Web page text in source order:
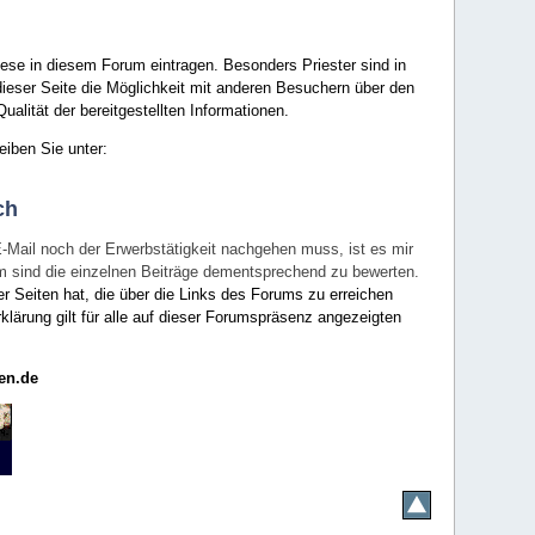
in diesem Forum eintragen. Besonders Priester sind in
Seite die Möglichkeit mit anderen Besuchern über den
der bereitgestellten Informationen.
Sie unter:
noch der Erwerbstätigkeit nachgehen muss, ist es mir
die einzelnen Beiträge dementsprechend zu bewerten.
Seiten hat, die über die Links des Forums zu erreichen
gilt für alle auf dieser Forumspräsenz angezeigten